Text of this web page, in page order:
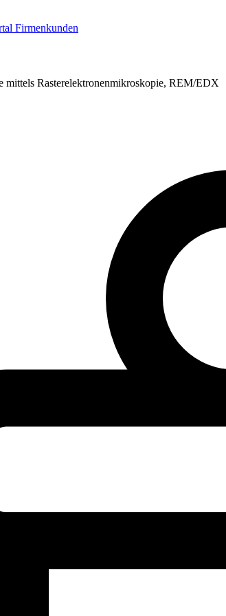
Firmenkunden
mittels Rasterelektronenmikroskopie, REM/EDX